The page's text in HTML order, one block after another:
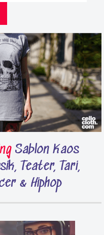
Sablon Kaos
Teater, Tari,
& Hiphop